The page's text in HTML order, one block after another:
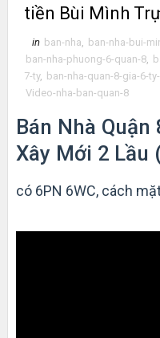
tiền Bùi Mình
in ban-nha, ban-nha-bui-
ban-nha-phuong-6-quan-8,
7-ty, ban-nha-quan-8-gia-6-
Video-nha-ban-quan-8
Bán Nhà Quận
Xây Mới 2 Lầu
có 6PN 6WC, cách